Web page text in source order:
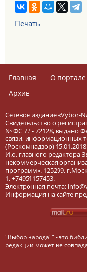
Печать
Главная О портале
Архив
Сетевое издание «Vybor-
Свидетельство о
№ ФС 77 - 72128, выдано
связи, информационных
(Роскомнадзор) 15.01.2018.
И.о. главного редактора
некоммерческая
программ». 125299,
1, +74951157453.
Электронная почта:
Информация на сайте
"Выбор народа"" - это
редакции может не